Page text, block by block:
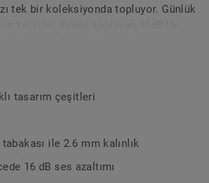
tek bir koleksiyonda topluyor. Günlük
yatak odaları, oturma
için ideal bir zemin kaplama
Protection yüzey işlemimizle
güzel tutulması kolaydır.
tasarım çeşitleri
ile 2.6 mm kalınlık
16 dB ses azaltımı